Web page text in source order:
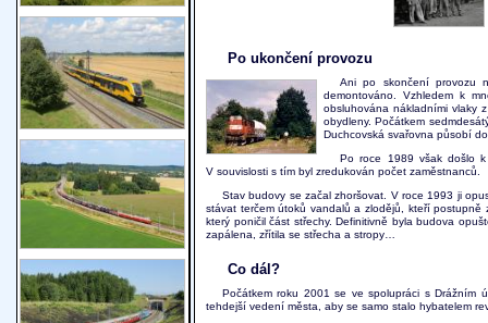
Po ukončení provozu
Ani po skončení provozu
demontováno. Vzhledem k
obsluhována nákladními vlaky
obydleny. Počátkem
Duchcovská svařovna působí
Po roce 1989 však došlo
V souvislosti s tím byl zredukován počet zaměstnanců.
Stav budovy se začal zhoršovat. V roce 1993 ji
stávat terčem útoků vandalů a zlodějů, kteří postupně
který poničil část střechy. Definitivně byla budova
zapálena, zřítila se střecha a stropy…
Co dál?
Počátkem roku 2001 se ve spolupráci s Drážním
tehdejší vedení města, aby se samo stalo hybatelem